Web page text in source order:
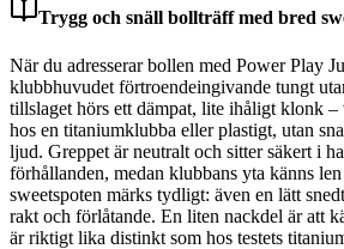
Trygg och snäll bollträff med bred
När du adresserar bollen med Power Play
klubbhuvudet förtroendeingivande tungt
tillslaget hörs ett dämpat, lite ihåligt klonk –
hos en titaniumklubba eller plastigt, utan
ljud. Greppet är neutralt och sitter säkert i
förhållanden, medan klubbans yta känns
sweetspoten märks tydligt: även en lätt
rakt och förlåtande. En liten nackdel är att
är riktigt lika distinkt som hos testets